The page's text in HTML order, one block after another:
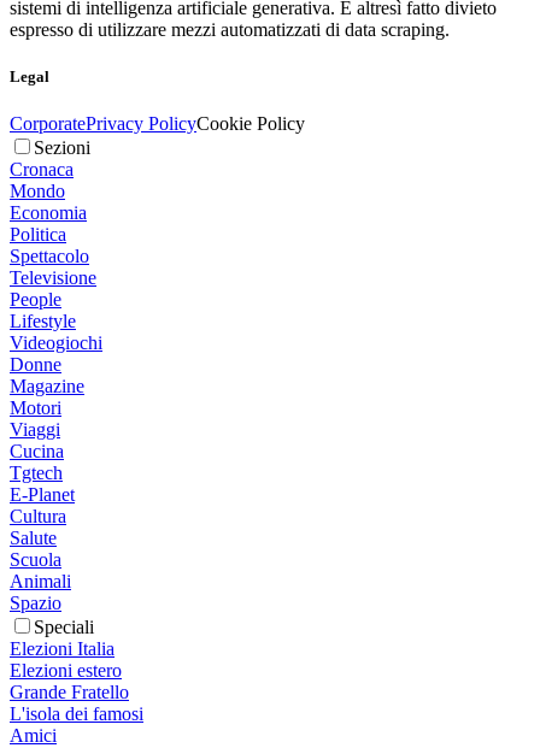
sistemi di intelligenza artificiale generativa. È altresì fatto divieto
espresso di utilizzare mezzi automatizzati di data scraping.
Legal
CorporatePrivacy PolicyCookie Policy
Sezioni
Cronaca
Mondo
Economia
Politica
Spettacolo
Televisione
People
Lifestyle
Videogiochi
Donne
Magazine
Motori
Viaggi
Cucina
Tgtech
E-Planet
Cultura
Salute
Scuola
Animali
Spazio
Speciali
Elezioni Italia
Elezioni estero
Grande Fratello
L'isola dei famosi
Amici